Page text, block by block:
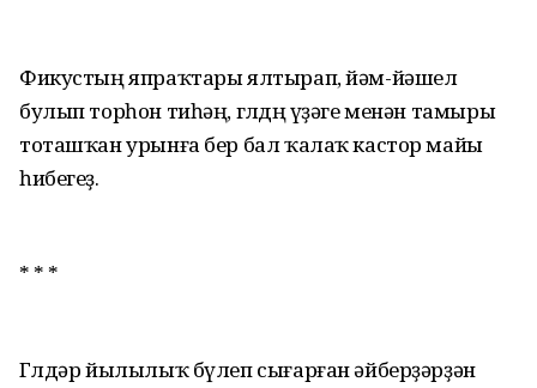
Фикустың япраҡтары ялтырап, йәм-йәшел
булып торһон тиһәң, гөлдөң үҙәге менән тамыры
тоташҡан урынға бер бал ҡалаҡ кастор майы
һибегеҙ.
* * *
Гөлдәр йылылыҡ бүлеп сығарған әйберҙәрҙән